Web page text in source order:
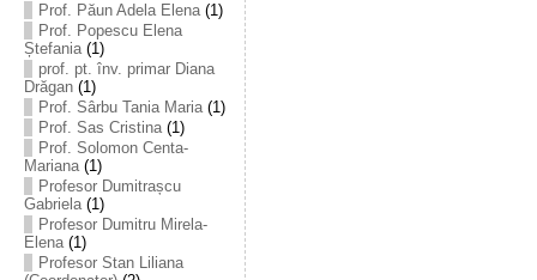
Prof. Păun Adela Elena(1)
Prof. Popescu Elena
Ștefania(1)
prof. pt. înv. primar Diana
Drăgan(1)
Prof. Sârbu Tania Maria(1)
Prof. Sas Cristina(1)
Prof. Solomon Centa-
Mariana(1)
Profesor Dumitrașcu
Gabriela(1)
Profesor Dumitru Mirela-
Elena(1)
Profesor Stan Liliana